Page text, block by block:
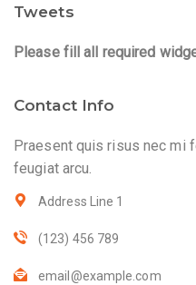
Tweets
Please fill all required
Contact Info
Praesent quis risus nec mi
feugiat arcu.
Address Line 1
(123) 456 789
email@example.com